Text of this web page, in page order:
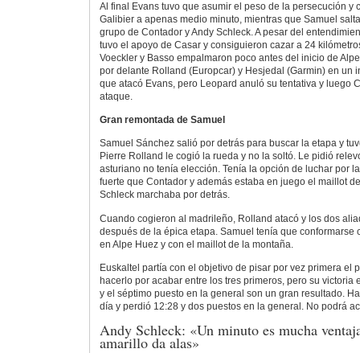
Al final Evans tuvo que asumir el peso de la persecución y
Galibier a apenas medio minuto, mientras que Samuel
grupo de Contador y Andy Schleck. A pesar del
tuvo el apoyo de Casar y consiguieron cazar a 24
Voeckler y Basso empalmaron poco antes del inicio de
por delante Rolland (Europcar) y Hesjedal (Garmin) en un
que atacó Evans, pero Leopard anuló su tentativa y luego
ataque.
Gran remontada de Samuel
Samuel Sánchez salió por detrás para buscar la etapa y
Pierre Rolland le cogió la rueda y no la soltó. Le pidió
asturiano no tenía elección. Tenía la opción de luchar por
fuerte que Contador y además estaba en juego el maillot
Schleck marchaba por detrás.
Cuando cogieron al madrileño, Rolland atacó y los dos
después de la épica etapa. Samuel tenía que conformarse
en Alpe Huez y con el maillot de la montaña.
Euskaltel partía con el objetivo de pisar por vez primera el
hacerlo por acabar entre los tres primeros, pero su victoria
y el séptimo puesto en la general son un gran resultado.
día y perdió 12:28 y dos puestos en la general. No podrá
Andy Schleck: «Un minuto es mucha
amarillo da alas»